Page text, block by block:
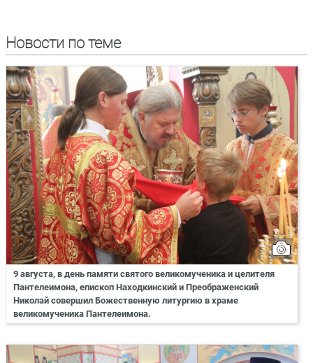
Новости по теме
9 августа, в день памяти святого великомученика и целителя
Пантелеимона, епископ Находкинский и Преображенский
Николай совершил Божественную литургию в храме
великомученика Пантелеимона.